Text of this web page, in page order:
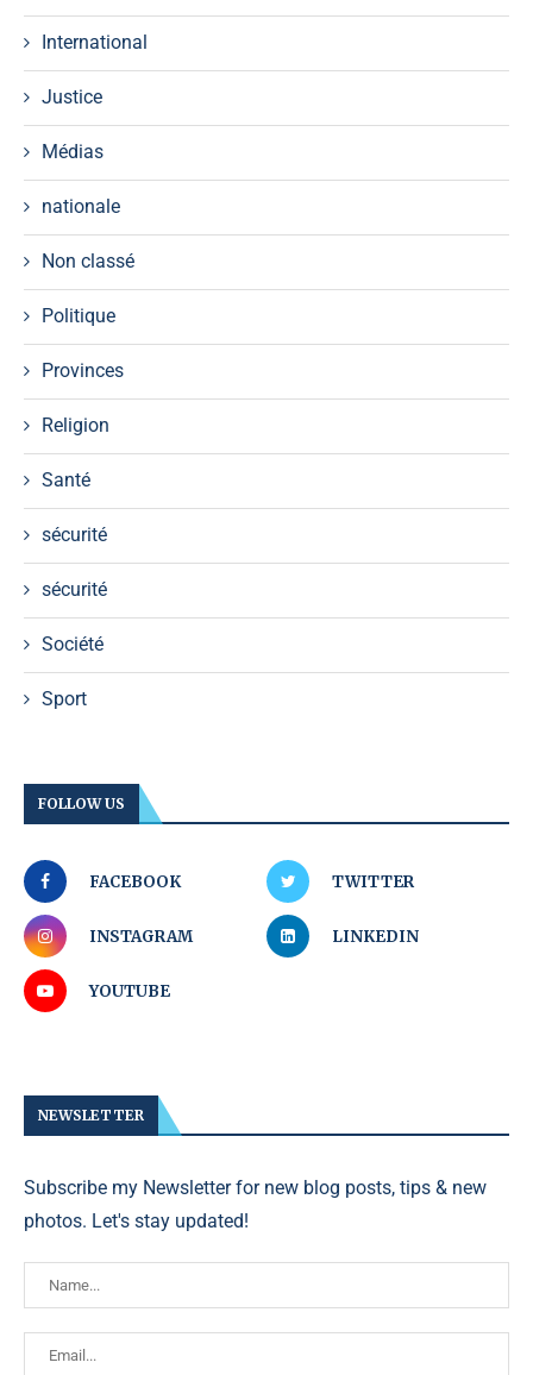
International
Justice
Médias
nationale
Non classé
Politique
Provinces
Religion
Santé
sécurité
sécurité
Société
Sport
FOLLOW US
FACEBOOK TWITTER
INSTAGRAM LINKEDIN
YOUTUBE
NEWSLETTER
Subscribe my Newsletter for new blog posts, tips & new
photos. Let's stay updated!